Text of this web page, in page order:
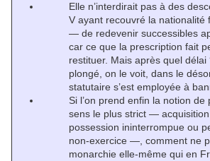
Elle n’interdirait pas à des
V ayant recouvré la
— de redevenir successibles
car ce que la prescription fait
restituer. Mais après quel
plongé, on le voit, dans le
statutaire s’est employée à
Si l’on prend enfin la notion
sens le plus strict — acquisition
possession ininterrompue ou
non-exercice —, comment ne
monarchie elle-même qui en